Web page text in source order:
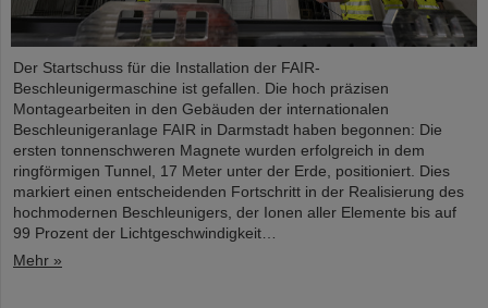
Der Startschuss für die Installation der FAIR-
Beschleunigermaschine ist gefallen. Die hoch präzisen
Montagearbeiten in den Gebäuden der internationalen
Beschleunigeranlage FAIR in Darmstadt haben begonnen: Die
ersten tonnenschweren Magnete wurden erfolgreich in dem
ringförmigen Tunnel, 17 Meter unter der Erde, positioniert. Dies
markiert einen entscheidenden Fortschritt in der Realisierung des
hochmodernen Beschleunigers, der Ionen aller Elemente bis auf
99 Prozent der Lichtgeschwindigkeit…
Mehr »